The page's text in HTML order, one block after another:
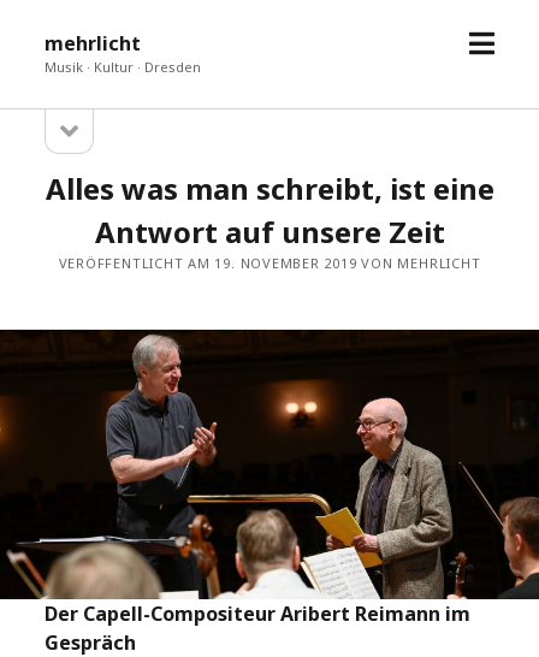
mehrlicht
Musik · Kultur · Dresden
Menü
Sidebar
öffnen
Alles was man schreibt, ist eine
Antwort auf unsere Zeit
VERÖFFENTLICHT AM 19. NOVEMBER 2019 VON MEHRLICHT
Der Capell-Compositeur Aribert Reimann im
Gespräch